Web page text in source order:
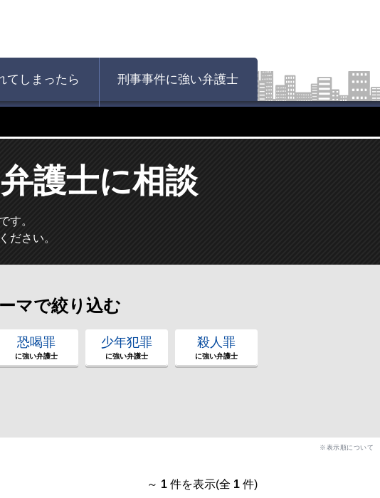
てしまったら 刑事事件に強い弁護士
護士に相談
す。
ださい。
マで絞り込む
恐喝罪
に強い弁護士
少年犯罪
に強い弁護士
殺人罪
に強い弁護士
※表示順について
～ 1 件を表示(全 1 件)